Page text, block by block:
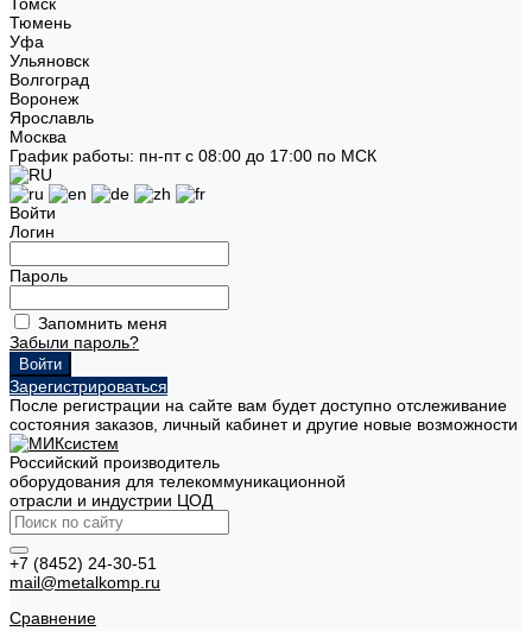
Тюмень
Уфа
Ульяновск
Волгоград
Воронеж
Ярославль
Москва
График работы: пн-пт с 08:00 до 17:00 по МСК
Войти
Логин
Пароль
Запомнить меня
Забыли пароль?
Зарегистрироваться
После регистрации на сайте вам будет доступно отслеживание
состояния заказов, личный кабинет и другие новые возможности
Российский производитель
оборудования для телекоммуникационной
отрасли и индустрии ЦОД
+7 (8452) 24-30-51
mail@metalkomp.ru
Сравнение